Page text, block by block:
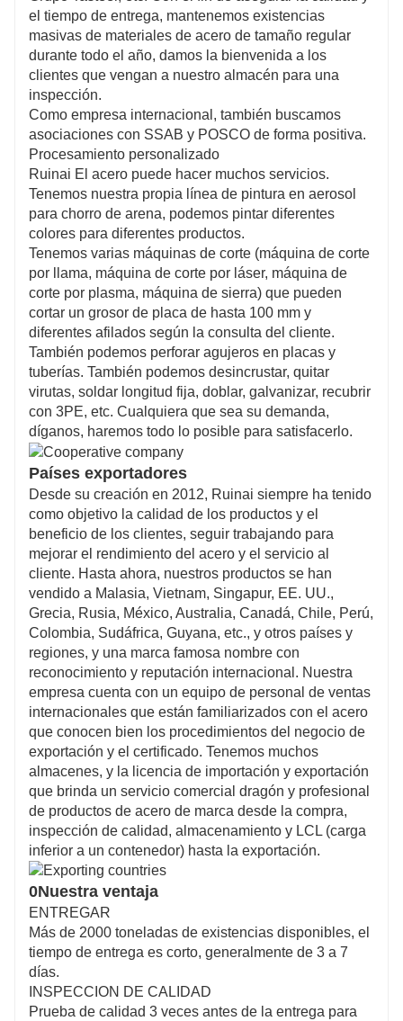
el tiempo de entrega, mantenemos existencias
masivas de materiales de acero de tamaño regular
durante todo el año, damos la bienvenida a los
clientes que vengan a nuestro almacén para una
inspección.
Como empresa internacional, también buscamos
asociaciones con SSAB y POSCO de forma positiva.
Procesamiento personalizado
Ruinai El acero puede hacer muchos servicios.
Tenemos nuestra propia línea de pintura en aerosol
para chorro de arena, podemos pintar diferentes
colores para diferentes productos.
Tenemos varias máquinas de corte (máquina de corte
por llama, máquina de corte por láser, máquina de
corte por plasma, máquina de sierra) que pueden
cortar un grosor de placa de hasta 100 mm y
diferentes afilados según la consulta del cliente.
También podemos perforar agujeros en placas y
tuberías. También podemos desincrustar, quitar
virutas, soldar longitud fija, doblar, galvanizar, recubrir
con 3PE, etc. Cualquiera que sea su demanda,
díganos, haremos todo lo posible para satisfacerlo.
Países exportadores
Desde su creación en 2012, Ruinai siempre ha tenido
como objetivo la calidad de los productos y el
beneficio de los clientes, seguir trabajando para
mejorar el rendimiento del acero y el servicio al
cliente. Hasta ahora, nuestros productos se han
vendido a Malasia, Vietnam, Singapur, EE. UU.,
Grecia, Rusia, México, Australia, Canadá, Chile, Perú,
Colombia, Sudáfrica, Guyana, etc., y otros países y
regiones, y una marca famosa nombre con
reconocimiento y reputación internacional. Nuestra
empresa cuenta con un equipo de personal de ventas
internacionales que están familiarizados con el acero
que conocen bien los procedimientos del negocio de
exportación y el certificado. Tenemos muchos
almacenes, y la licencia de importación y exportación
que brinda un servicio comercial dragón y profesional
de productos de acero de marca desde la compra,
inspección de calidad, almacenamiento y LCL (carga
inferior a un contenedor) hasta la exportación.
0Nuestra ventaja
ENTREGAR
Más de 2000 toneladas de existencias disponibles, el
tiempo de entrega es corto, generalmente de 3 a 7
días.
INSPECCION DE CALIDAD
Prueba de calidad 3 veces antes de la entrega para